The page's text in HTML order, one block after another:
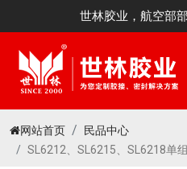
世林胶业，航空部
网站首页
民品中心
SL6212、SL6215、SL6218单